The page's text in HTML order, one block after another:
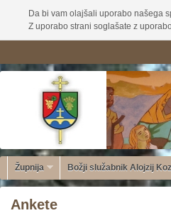
Da bi vam olajšali uporabo našega
Z uporabo strani soglašate z
Župnija Božji služabnik Alojzij
Ankete